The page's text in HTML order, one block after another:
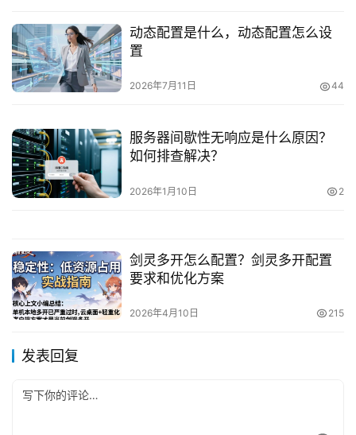
动态配置是什么，动态配置怎么设
置
2026年7月11日 44
服务器间歇性无响应是什么原因？
如何排查解决？
2026年1月10日 2
剑灵多开怎么配置？剑灵多开配置
要求和优化方案
2026年4月10日 215
发表回复